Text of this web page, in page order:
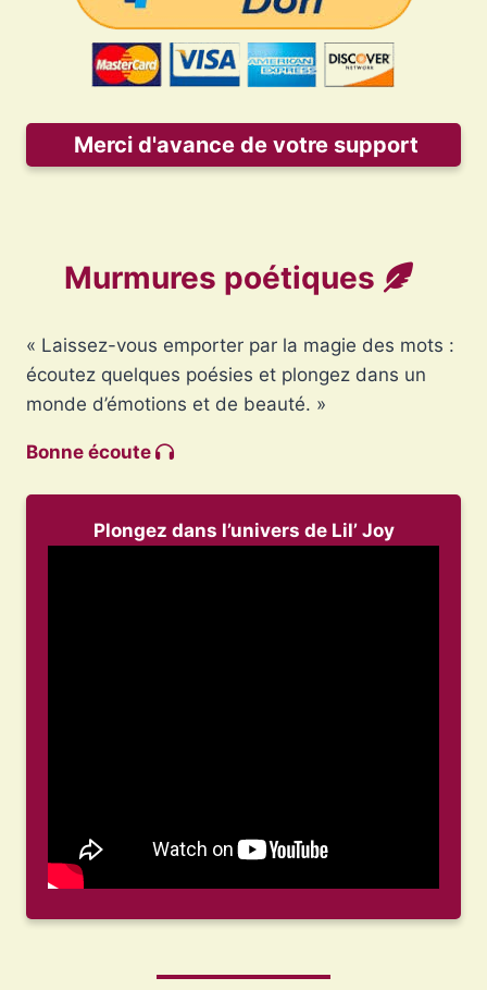
Merci d'avance de votre support
Murmures poétiques
« Laissez-vous emporter par la magie des mots :
écoutez quelques poésies et plongez dans un
monde d’émotions et de beauté. »
Bonne écoute
Plongez dans l’univers de Lil’ Joy